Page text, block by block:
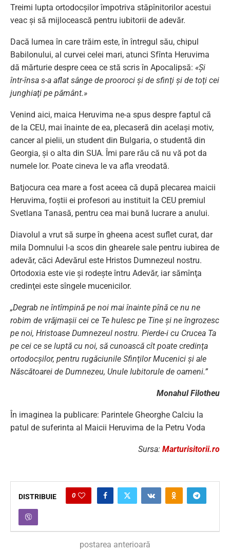
Treimi lupta ortodocşilor împotriva stăpînitorilor acestui
veac şi să mijlocească pentru iubitorii de adevăr.
Dacă lumea în care trăim este, în întregul său, chipul
Babilonului, al curvei celei mari, atunci Sfînta Heruvima
dă mărturie despre ceea ce stă scris în Apocalipsă: «Şi
într-însa s-a aflat sânge de prooroci şi de sfinţi şi de toţi cei
junghiaţi pe pământ.»
Venind aici, maica Heruvima ne-a spus despre faptul că
de la CEU, mai înainte de ea, plecaseră din acelaşi motiv,
cancer al pielii, un student din Bulgaria, o studentă din
Georgia, şi o alta din SUA. Îmi pare rău că nu vă pot da
numele lor. Poate cineva le va afla vreodată.
Batjocura cea mare a fost aceea că după plecarea maicii
Heruvima, foştii ei profesori au instituit la CEU premiul
Svetlana Tanasă, pentru cea mai bună lucrare a anului.
Diavolul a vrut să surpe în gheena acest suflet curat, dar
mila Domnului l-a scos din ghearele sale pentru iubirea de
adevăr, căci Adevărul este Hristos Dumnezeul nostru.
Ortodoxia este vie şi rodeşte întru Adevăr, iar sămînţa
credinţei este sîngele mucenicilor.
„Degrab ne întîmpină pe noi mai înainte pînă ce nu ne
robim de vrăjmaşii cei ce Te hulesc pe Tine şi ne îngrozesc
pe noi, Hristoase Dumnezeul nostru. Pierde-i cu Crucea Ta
pe cei ce se luptă cu noi, să cunoască cît poate credinţa
ortodocşilor, pentru rugăciunile Sfinţilor Mucenici şi ale
Născătoarei de Dumnezeu, Unule Iubitorule de oameni.”
Monahul Filotheu
În imaginea la publicare: Parintele Gheorghe Calciu la
patul de suferinta al Maicii Heruvima de la Petru Voda
Sursa: Marturisitorii.ro
DISTRIBUIE 0
postarea anterioară